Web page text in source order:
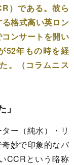
）である。彼ら
格式高い英ロン
ンサートを開い
52年もの時を経
。（コラムニス
ー（純水）・リ
妙で印象的なバ
CCRという略称